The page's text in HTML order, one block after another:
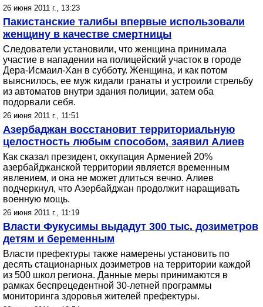
26 июня 2011 г., 13:23
Пакистанские талибы впервые использовали
женщину в качестве смертницы
Следователи установили, что женщина принимала
участие в нападении на полицейский участок в городе
Дера-Исмаил-Хан в субботу. Женщина, и как потом
выяснилось, ее муж кидали гранаты и устроили стрельбу
из автоматов внутри здания полиции, затем оба
подорвали себя.
26 июня 2011 г., 11:51
Азербаджан восстановит территориальную
целостность любым способом, заявил Алиев
Как сказал президент, оккупация Арменией 20%
азербайджанской территории является временным
явлением, и она не может длиться вечно. Алиев
подчеркнул, что Азербайджан продолжит наращивать
военную мощь.
26 июня 2011 г., 11:19
Власти Фукусимы выдадут 300 тыс. дозиметров
детям и беременным
Власти префектуры также намерены установить по
десять стационарных дозиметров на территории каждой
из 500 школ региона. Данные меры принимаются в
рамках беспрецедентной 30-летней программы
мониторинга здоровья жителей префектуры.